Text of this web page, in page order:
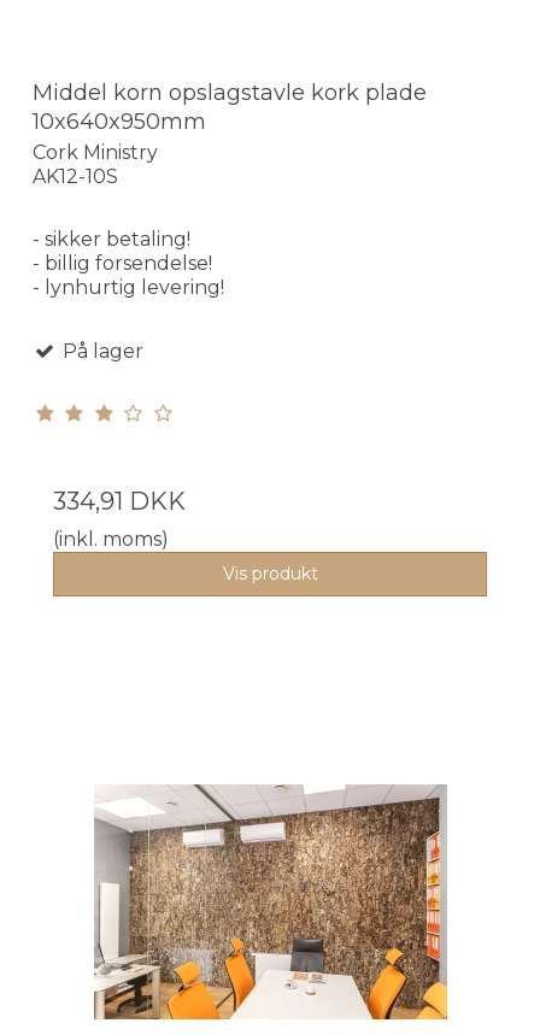
Middel korn opslagstavle kork plade
10x640x950mm
Cork Ministry
AK12-10S
- sikker betaling!
- billig forsendelse!
- lynhurtig levering!
På lager
334,91 DKK
(inkl. moms)
Vis produkt